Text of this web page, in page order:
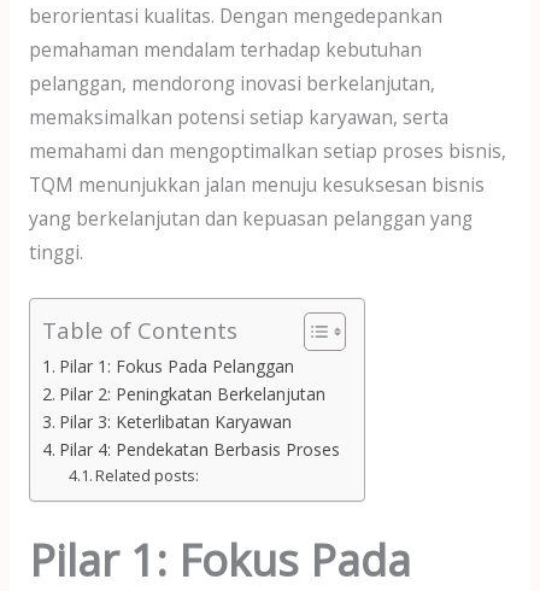
berorientasi kualitas. Dengan mengedepankan
pemahaman mendalam terhadap kebutuhan
pelanggan, mendorong inovasi berkelanjutan,
memaksimalkan potensi setiap karyawan, serta
memahami dan mengoptimalkan setiap proses bisnis,
TQM menunjukkan jalan menuju kesuksesan bisnis
yang berkelanjutan dan kepuasan pelanggan yang
tinggi.
Table of Contents
Pilar 1: Fokus Pada Pelanggan
Pilar 2: Peningkatan Berkelanjutan
Pilar 3: Keterlibatan Karyawan
Pilar 4: Pendekatan Berbasis Proses
Related posts:
Pilar 1: Fokus Pada